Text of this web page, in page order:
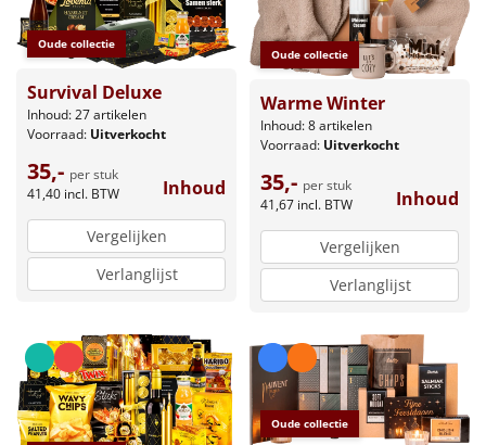
Oude collectie
Survival Deluxe
Inhoud: 27 artikelen
Voorraad: Uitverkocht
35,- per stuk
41,40 incl. BTW Inhoud
Vergelijken
Verlanglijst
Oude collectie
Warme Winter
Inhoud: 8 artikelen
Voorraad: Uitverkocht
35,- per stuk
41,67 incl. BTW Inhoud
Vergelijken
Verlanglijst
Oude collectie